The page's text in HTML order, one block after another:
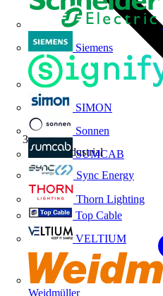
Siemens
SIMON
Sonnen
SUMCAB
Sync Energy
Thorn Lighting
Top Cable
VELTIUM
Weidmüller
Socio industrial